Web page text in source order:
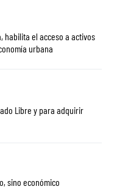
urbana
Libre y para adquirir
sino económico